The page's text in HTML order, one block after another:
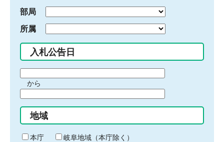
部局
所属
入札公告日
間
始
り
から
間
終
わ
地域
本庁
岐阜地域（本庁除く）